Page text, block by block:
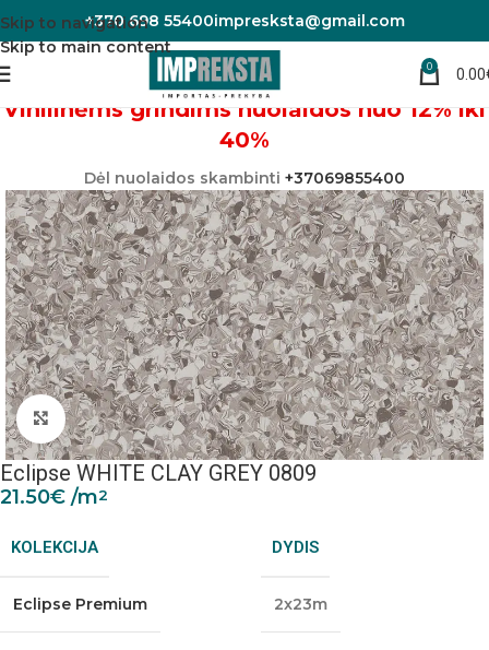
Skip to navigation
Skip to main content
+370 698 55400impresksta@gmail.com
0 0.00
Pradžia Linoleumas/PVC danga
Vinilinėms grindims nuolaidos nuo 12% iki
40%
Dėl nuolaidos skambinti +37069855400
Padidinti nuotrauką
Eclipse WHITE CLAY GREY 0809
21.50€ /m2
KOLEKCIJA
Eclipse Premium
DYDIS
2x23m